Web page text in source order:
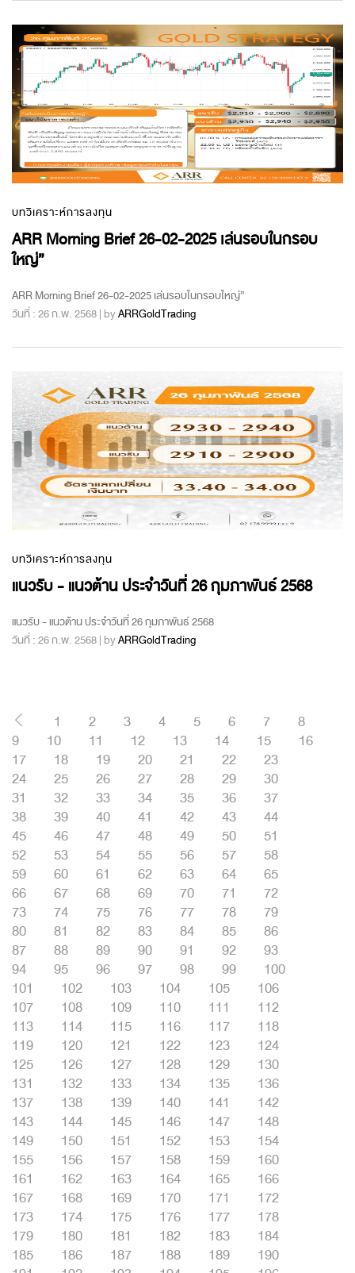
บทวิเคราะห์การลงทุน
ARR Morning Brief 26-02-2025 เล่นรอบในกรอบ
ใหญ่”
ARR Morning Brief 26-02-2025 เล่นรอบในกรอบใหญ่”
วันที่ : 26 ก.พ. 2568 | byARRGoldTrading
บทวิเคราะห์การลงทุน
แนวรับ - แนวต้าน ประจำวันที่ 26 กุมภาพันธ์ 2568
แนวรับ - แนวต้าน ประจำวันที่ 26 กุมภาพันธ์ 2568
วันที่ : 26 ก.พ. 2568 | byARRGoldTrading
1 2 3 4 5 6 7
8
9
10 11 12 13 14 15
16
17
18 19 20 21 22
23
24
25 26 27 28 29
30
31
32 33 34 35 36
37
38
39 40 41 42 43
44
45
46 47 48 49 50
51
52
53 54 55 56 57
58
59
60 61 62 63 64
65
66
67 68 69 70 71
72
73
74 75 76 77 78
79
80
81 82 83 84 85
86
87
88 89 90 91 92
93
94
95 96 97 98 99
100
101
102 103 104 105
106
107
108 109 110 111
112
113
114 115 116 117
118
119
120 121 122 123
124
125
126 127 128 129
130
131
132 133 134 135
136
137
138 139 140 141
142
143
144 145 146 147
148
149
150 151 152 153
154
155
156 157 158 159
160
161
162 163 164 165
166
167
168 169 170 171
172
173
174 175 176 177
178
179
180 181 182 183
184
185
186 187 188 189
190